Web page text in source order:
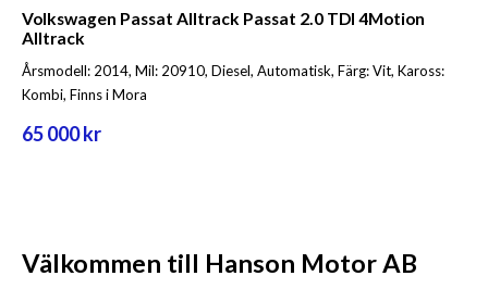
Volkswagen Passat Alltrack Passat 2.0 TDI 4Motion
Alltrack
Årsmodell: 2014, Mil: 20910, Diesel, Automatisk, Färg: Vit, Kaross:
Kombi, Finns i Mora
65 000 kr
Välkommen till Hanson Motor AB